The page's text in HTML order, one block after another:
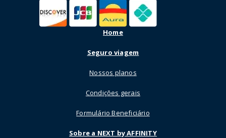
Home
Seguro viagem
Nossos planos
Condições gerais
Formulário Beneficiário
Sobre a NEXT by AFFINITY